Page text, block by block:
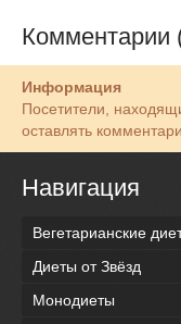
Комментарии
Информация
Посетители,
оставлять
Навигация
Вегетарианские
Диеты от Звёзд
Монодиеты